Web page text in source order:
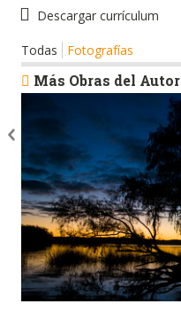
Descargar currículum
Todas Fotografías
Más Obras del Autor